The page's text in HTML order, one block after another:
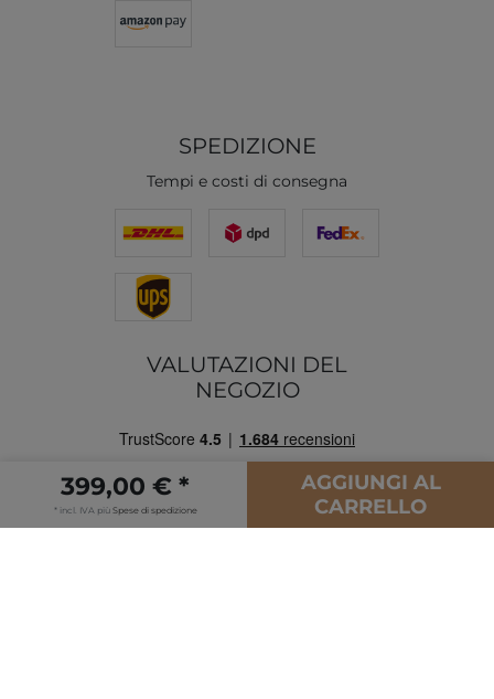
399,00 € *
* incl. IVA piùSpese di spedizione
AGGIUNGI AL
CARRELLO
SPEDIZIONE
Tempi e costi di consegna
VALUTAZIONI DEL
NEGOZIO